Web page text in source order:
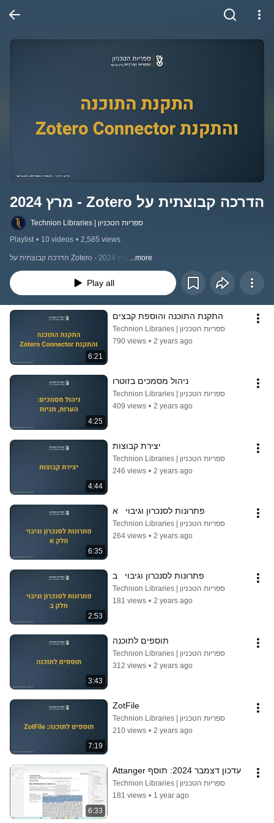
הדרכה קבוצתית על Zotero - מרץ 2024
Technion Libraries | ספריות הטכניון
Playlist • 10 videos • 2,585 views
הדרכה קבוצתית על Zotero - מרץ 2024 ...more
Play all
6:21
התקנת התוכנה והוספת קבצים
Technion Libraries | ספריות הטכניון
790 views • 2 years ago
4:25
ניהול מסמכים בזוטרו
Technion Libraries | ספריות הטכניון
409 views • 2 years ago
4:44
יצירת קבוצות
Technion Libraries | ספריות הטכניון
246 views • 2 years ago
6:35
פתרונות לסנכרון וגיבוי   א
Technion Libraries | ספריות הטכניון
264 views • 2 years ago
2:53
פתרונות לסנכרון וגיבוי   ב
Technion Libraries | ספריות הטכניון
181 views • 2 years ago
3:43
תוספים לתוכנה
Technion Libraries | ספריות הטכניון
312 views • 2 years ago
7:19
ZotFile
Technion Libraries | ספריות הטכניון
210 views • 2 years ago
6:33
עדכון דצמבר 2024: תוסף Attanger
Technion Libraries | ספריות הטכניון
181 views • 1 year ago